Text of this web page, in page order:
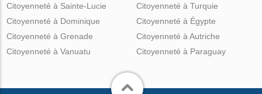
Citoyenneté à Sainte-Lucie
Citoyenneté à Dominique
Citoyenneté à Grenade
Citoyenneté à Vanuatu
Citoyenneté à Turquie
Citoyenneté à Égypte
Citoyenneté à Autriche
Citoyenneté à Paraguay